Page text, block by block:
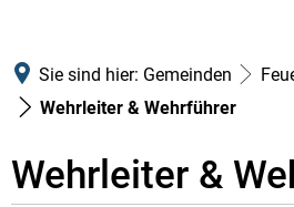
Sie sind hier: Gemeinden
Wehrleiter & Wehrführer
Wehrleiter
Wehrleiter &